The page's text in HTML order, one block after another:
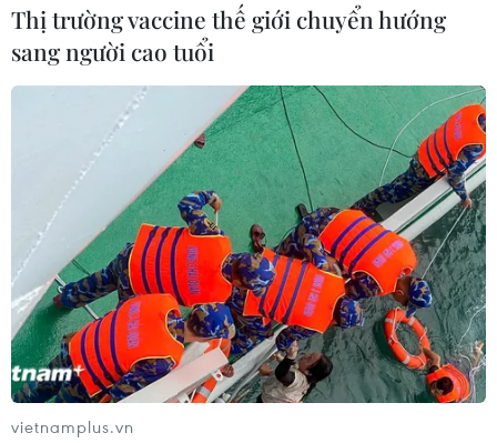
Hàn-Mỹ nhất trí tăng cường răn đe trước
các mối đe dọa của Triều Tiên
19/04/2023 07:51
Tư lệnh Hạm đội Thái Bình Dương Mỹ, Đô đốc Samuel
Paparo, cho biết sẽ nỗ lực đảm bảo rằng những khí tài
của Hạm đội Thái Bình Dương có thể được triển khai
"kịp thời" để bảo vệ Hàn Quốc.
Thị trường vaccine thế giới chuyển hướng
sang người cao tuổi
vietnamplus.vn